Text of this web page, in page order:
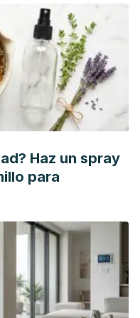
Haz un spray
para